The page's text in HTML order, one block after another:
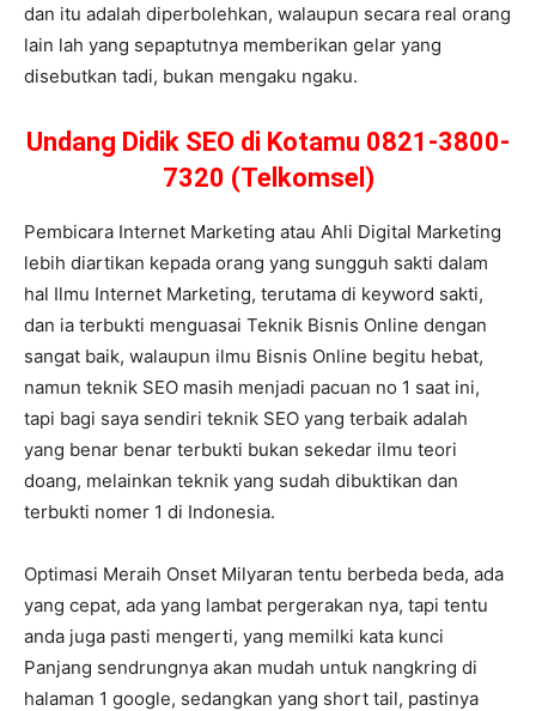
dan itu adalah diperbolehkan, walaupun secara real orang
lain lah yang sepaptutnya memberikan gelar yang
disebutkan tadi, bukan mengaku ngaku.
Undang Didik SEO di Kotamu 0821-3800-
7320 (Telkomsel)
Pembicara Internet Marketing atau Ahli Digital Marketing
lebih diartikan kepada orang yang sungguh sakti dalam
hal Ilmu Internet Marketing, terutama di keyword sakti,
dan ia terbukti menguasai Teknik Bisnis Online dengan
sangat baik, walaupun ilmu Bisnis Online begitu hebat,
namun teknik SEO masih menjadi pacuan no 1 saat ini,
tapi bagi saya sendiri teknik SEO yang terbaik adalah
yang benar benar terbukti bukan sekedar ilmu teori
doang, melainkan teknik yang sudah dibuktikan dan
terbukti nomer 1 di Indonesia.
Optimasi Meraih Onset Milyaran tentu berbeda beda, ada
yang cepat, ada yang lambat pergerakan nya, tapi tentu
anda juga pasti mengerti, yang memilki kata kunci
Panjang sendrungnya akan mudah untuk nangkring di
halaman 1 google, sedangkan yang short tail, pastinya